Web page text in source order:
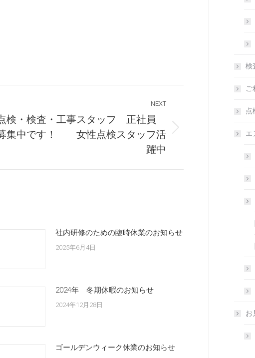
NEXT
検・検査・工事スタッフ 正社員
集中です！ 女性点検スタッフ活
躍中
社内研修のための臨時休業のお知らせ
2025年6月4日
2024年 冬期休暇のお知らせ
2024年12月28日
ゴールデンウィーク休業のお知らせ
検
ご
点
エ
お